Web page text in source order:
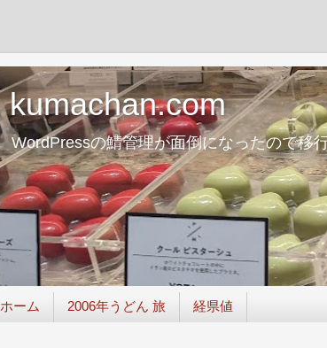
kumachan.com
WordPressの鯖管理が面倒になったので移
ホーム 2006年うどん 旅 経県値